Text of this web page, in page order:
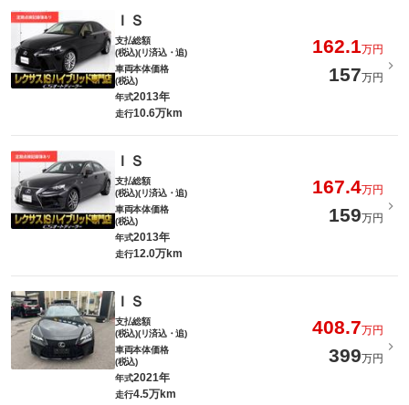
ＩＳ
支払総額
(税込)(リ済込・追)
162.1万円
車両本体価格
(税込)
157万円
年式2013年
走行10.6万km
ＩＳ
支払総額
(税込)(リ済込・追)
167.4万円
車両本体価格
(税込)
159万円
年式2013年
走行12.0万km
ＩＳ
支払総額
(税込)(リ済込・追)
408.7万円
車両本体価格
(税込)
399万円
年式2021年
走行4.5万km